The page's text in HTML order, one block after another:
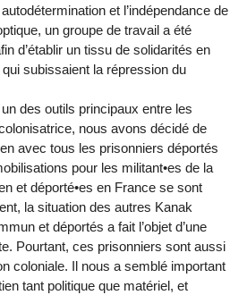
et l’indépendance de
un groupe de travail a été
d’établir un tissu de solidarités en
subissaient la répression du
des outils principaux entre les
nous avons décidé de
avec tous les prisonniers déportés
pour les militant•es de la
et déporté•es en France se sont
la situation des autres Kanak
et déportés a fait l’objet d’une
Pourtant, ces prisonniers sont aussi
coloniale. Il nous a semblé important
tant politique que matériel, et